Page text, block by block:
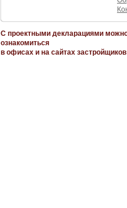
С проектными декларациями
ознакомиться
в офисах и на сайтах застройщиков